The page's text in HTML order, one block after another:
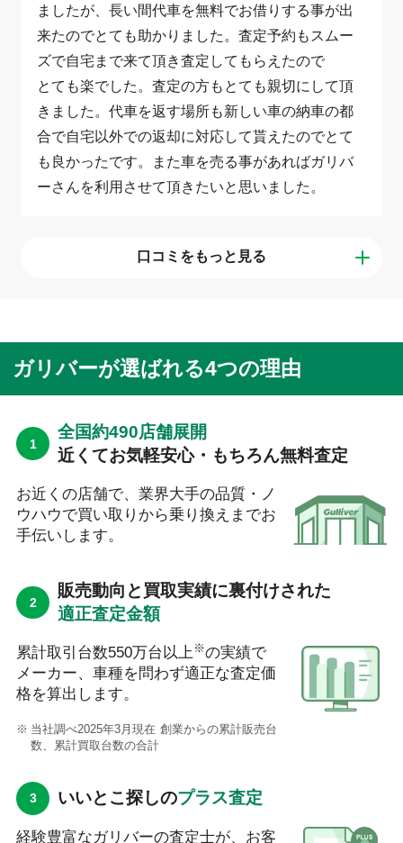
ましたが、長い間代車を無料でお借りする事が出
来たのでとても助かりました。査定予約もスムー
ズで自宅まで来て頂き査定してもらえたので
とても楽でした。査定の方もとても親切にして頂
きました。代車を返す場所も新しい車の納車の都
合で自宅以外での返却に対応して貰えたのでとて
も良かったです。また車を売る事があればガリバ
ーさんを利用させて頂きたいと思いました。
口コミをもっと見る
ガリバーが選ばれる4つの理由
全国約490店舗展開
近くてお気軽安心・もちろん無料査定
お近くの店舗で、業界大手の品質・ノ
ウハウで買い取りから乗り換えまでお
手伝いします。
販売動向と買取実績に裏付けされた
適正査定金額
累計取引台数550万台以上 ※の実績で
メーカー、車種を問わず適正な査定価
格を算出します。
当社調べ2025年3月現在 創業からの累計販売台
数、累計買取台数の合計
いいとこ探しのプラス査定
経験豊富なガリバーの査定士が、お客